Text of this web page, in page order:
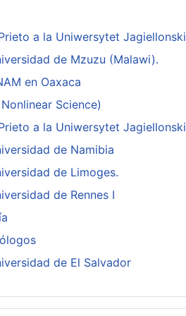
a la Uniwersytet Jagiellonski
de Mzuzu (Malawi).
en Oaxaca
Science)
a la Uniwersytet Jagiellonski
de Namibia
de Limoges.
de Rennes I
de El Salvador